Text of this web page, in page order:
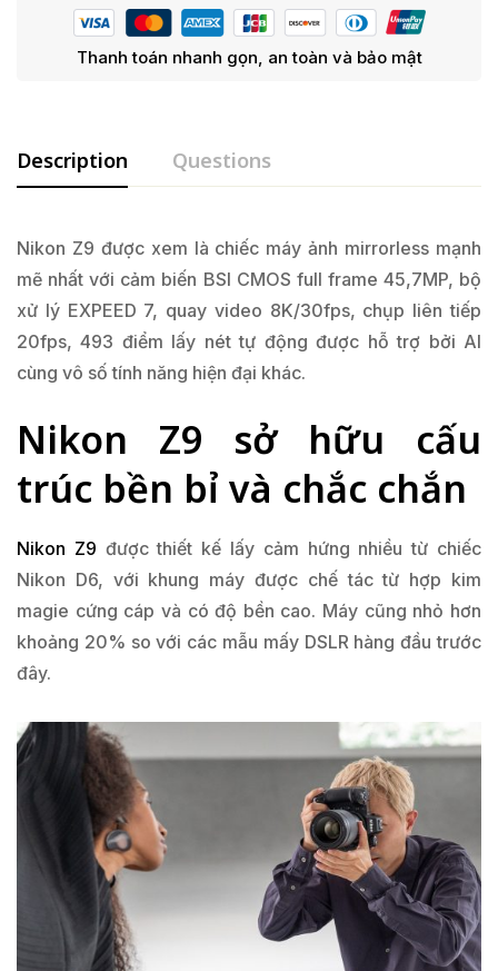
Thanh toán nhanh gọn, an toàn và bảo mật
Description Questions
Nikon Z9 được xem là chiếc máy ảnh mirrorless mạnh
mẽ nhất với cảm biến BSI CMOS full frame 45,7MP, bộ
xử lý EXPEED 7, quay video 8K/30fps, chụp liên tiếp
20fps, 493 điểm lấy nét tự động được hỗ trợ bởi AI
cùng vô số tính năng hiện đại khác.
Nikon Z9 sở hữu cấu
trúc bền bỉ và chắc chắn
Nikon Z9 được thiết kế lấy cảm hứng nhiều từ chiếc
Nikon D6, với khung máy được chế tác từ hợp kim
magie cứng cáp và có độ bền cao. Máy cũng nhỏ hơn
khoảng 20% so với các mẫu mấy DSLR hàng đầu trước
đây.